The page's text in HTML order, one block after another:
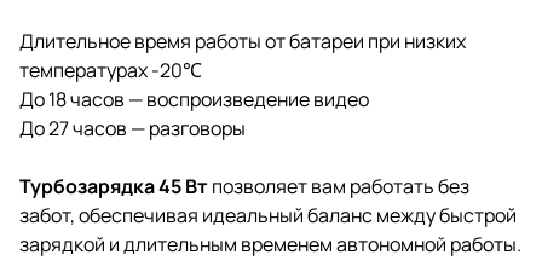
Длительное время работы от батареи при низких
температурах -20℃
До 18 часов — воспроизведение видео
До 27 часов — разговоры
Турбозарядка 45 Втпозволяет вам работать без
забот, обеспечивая идеальный баланс между быстрой
зарядкой и длительным временем автономной работы.